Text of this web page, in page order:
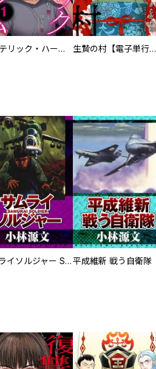
ヒステリック・ハーレム～搾られる男と堕ちる女～【電子単行本版】 生贄の村【電子単行本版】
サムライソルジャー SAMURAI SOLDIER平成維新 戦う自衛隊